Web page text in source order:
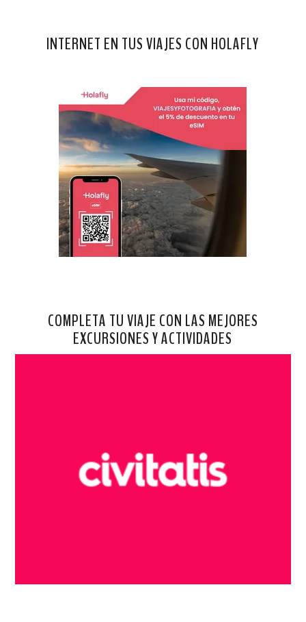
INTERNET EN TUS VIAJES CON HOLAFLY
COMPLETA TU VIAJE CON LAS MEJORES
EXCURSIONES Y ACTIVIDADES